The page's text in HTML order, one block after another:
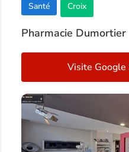
Santé
Croix
Pharmacie Dumortier
Visite